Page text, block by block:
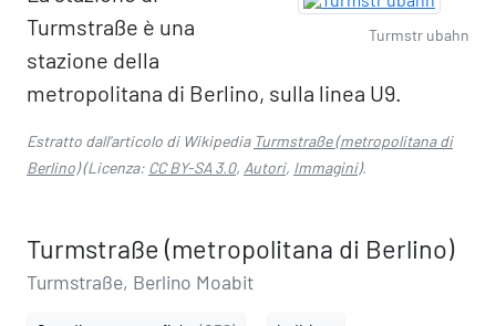
Turmstr ubahn
Turmstraße è una
stazione della
metropolitana di Berlino, sulla linea U9.
Estratto dall'articolo di Wikipedia Turmstraße (metropolitana di
Berlino)(Licenza: CC BY-SA 3.0, Autori, Immagini).
Turmstraße (metropolitana di Berlino)
Turmstraße, Berlino Moabit